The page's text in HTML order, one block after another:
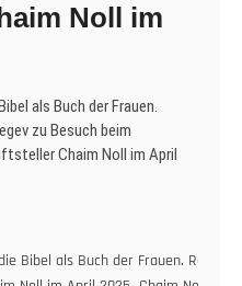
Noll im
als Buch der Frauen.
zu Besuch beim
Chaim Noll im April
Bibel als Buch der Frauen.